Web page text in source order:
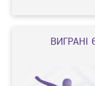
ВИГРАНI